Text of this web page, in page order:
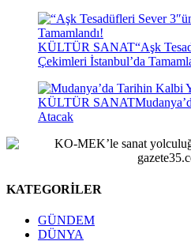
KÜLTÜR SANAT“Aşk
Çekimleri İstanbul’da
KÜLTÜR SANAT
Atacak
KATEGORİLER
GÜNDEM
DÜNYA